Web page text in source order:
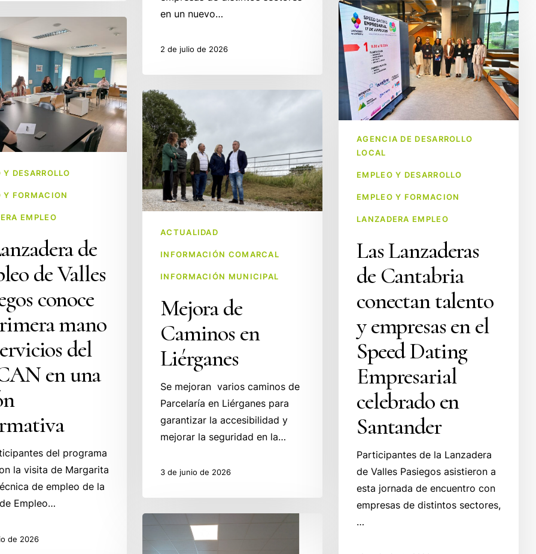
en un nuevo…
2 de julio de 2026
Las
Lanzaderas
de
Cantabria
conectan
talento
Speed
Dating
celebrado
Santander
AGENCIA DE DESARROLLO
LOCAL
EMPLEO Y DESARROLLO
EMPLEO Y FORMACION
LANZADERA EMPLEO
Las Lanzaderas
de Cantabria
conectan talento
y empresas en el
Speed Dating
Empresarial
celebrado en
Santander
Participantes de la Lanzadera
de Valles Pasiegos asistieron a
esta jornada de encuentro con
empresas de distintos sectores,
…
Y DESARROLLO
Y FORMACION
EMPLEO
de
de Valles
conoce
mano
del
en una
del programa
la visita de Margarita
de empleo de la
Empleo…
de 2026
Mejora
de
Caminos
en
Liérganes
ACTUALIDAD
INFORMACIÓN COMARCAL
INFORMACIÓN MUNICIPAL
Mejora de
Caminos en
Liérganes
Se mejoran varios caminos de
Parcelaría en Liérganes para
garantizar la accesibilidad y
mejorar la seguridad en la…
3 de junio de 2026
Lanzaderas